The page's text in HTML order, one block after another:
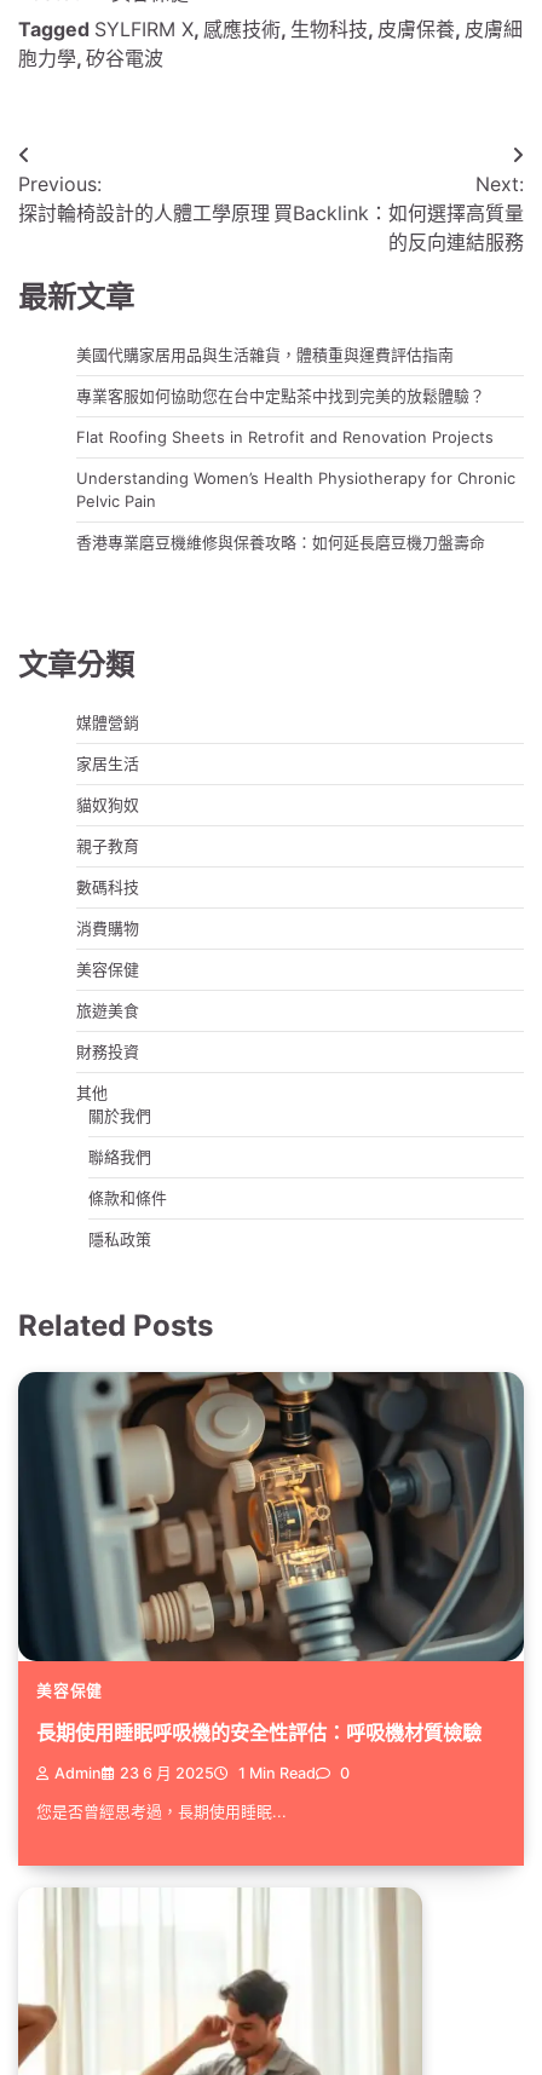
Tagged SYLFIRM X, 感應技術, 生物科技, 皮膚保養, 皮膚細
胞力學, 矽谷電波
文
章
覽
Previous:
探討輪椅設計的人體工學原理
Next:
買Backlink：如何選擇高質量
的反向連結服務
最新文章
美國代購家居用品與生活雜貨，體積重與運費評估指南
專業客服如何協助您在台中定點茶中找到完美的放鬆體驗？
Flat Roofing Sheets in Retrofit and Renovation Projects
Understanding Women’s Health Physiotherapy for Chronic
Pelvic Pain
香港專業磨豆機維修與保養攻略：如何延長磨豆機刀盤壽命
文章分類
媒體營銷
家居生活
貓奴狗奴
親子教育
數碼科技
消費購物
美容保健
旅遊美食
財務投資
其他
關於我們
聯絡我們
條款和條件
隱私政策
Related Posts
美容保健
長期使用睡眠呼吸機的安全性評估：呼吸機材質檢驗
Admin 23 6 月 2025 1 Min Read 0
您是否曾經思考過，長期使用睡眠...